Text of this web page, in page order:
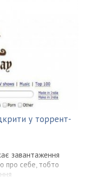
у торрент-
завантаження
про себе, тобто